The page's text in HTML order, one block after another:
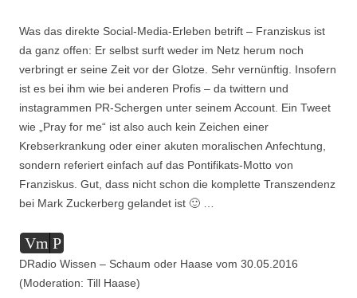
Was das direkte Social-Media-Erleben betrift – Franziskus ist
da ganz offen: Er selbst surft weder im Netz herum noch
verbringt er seine Zeit vor der Glotze. Sehr vernünftig. Insofern
ist es bei ihm wie bei anderen Profis – da twittern und
instagrammen PR-Schergen unter seinem Account. Ein Tweet
wie „Pray for me“ ist also auch kein Zeichen einer
Krebserkrankung oder einer akuten moralischen Anfechtung,
sondern referiert einfach auf das Pontifikats-Motto von
Franziskus. Gut, dass nicht schon die komplette Transzendenz
bei Mark Zuckerberg gelandet ist 🙂 …
Audio-
Player
Vm P
DRadio Wissen – Schaum oder Haase vom 30.05.2016
(Moderation: Till Haase)